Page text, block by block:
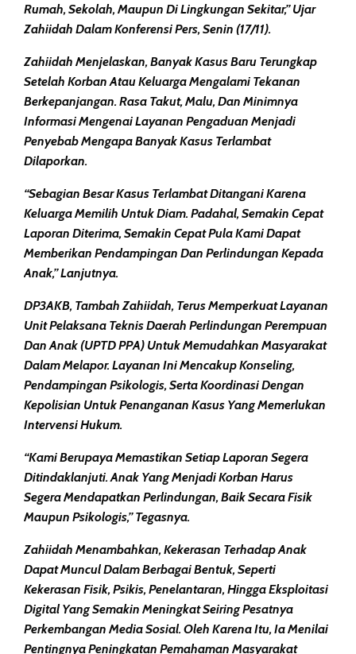
Rumah, Sekolah, Maupun Di Lingkungan Sekitar,” Ujar
Zahiidah Dalam Konferensi Pers, Senin (17/11).
Zahiidah Menjelaskan, Banyak Kasus Baru Terungkap
Setelah Korban Atau Keluarga Mengalami Tekanan
Berkepanjangan. Rasa Takut, Malu, Dan Minimnya
Informasi Mengenai Layanan Pengaduan Menjadi
Penyebab Mengapa Banyak Kasus Terlambat
Dilaporkan.
“Sebagian Besar Kasus Terlambat Ditangani Karena
Keluarga Memilih Untuk Diam. Padahal, Semakin Cepat
Laporan Diterima, Semakin Cepat Pula Kami Dapat
Memberikan Pendampingan Dan Perlindungan Kepada
Anak,” Lanjutnya.
DP3AKB, Tambah Zahiidah, Terus Memperkuat Layanan
Unit Pelaksana Teknis Daerah Perlindungan Perempuan
Dan Anak (UPTD PPA) Untuk Memudahkan Masyarakat
Dalam Melapor. Layanan Ini Mencakup Konseling,
Pendampingan Psikologis, Serta Koordinasi Dengan
Kepolisian Untuk Penanganan Kasus Yang Memerlukan
Intervensi Hukum.
“Kami Berupaya Memastikan Setiap Laporan Segera
Ditindaklanjuti. Anak Yang Menjadi Korban Harus
Segera Mendapatkan Perlindungan, Baik Secara Fisik
Maupun Psikologis,” Tegasnya.
Zahiidah Menambahkan, Kekerasan Terhadap Anak
Dapat Muncul Dalam Berbagai Bentuk, Seperti
Kekerasan Fisik, Psikis, Penelantaran, Hingga Eksploitasi
Digital Yang Semakin Meningkat Seiring Pesatnya
Perkembangan Media Sosial. Oleh Karena Itu, Ia Menilai
Pentingnya Peningkatan Pemahaman Masyarakat